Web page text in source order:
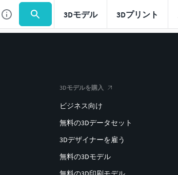
3Dモデル 3Dプリント
3Dモデルを購入
ビジネス向け
無料の3Dデータセット
3Dデザイナーを雇う
無料の3Dモデル